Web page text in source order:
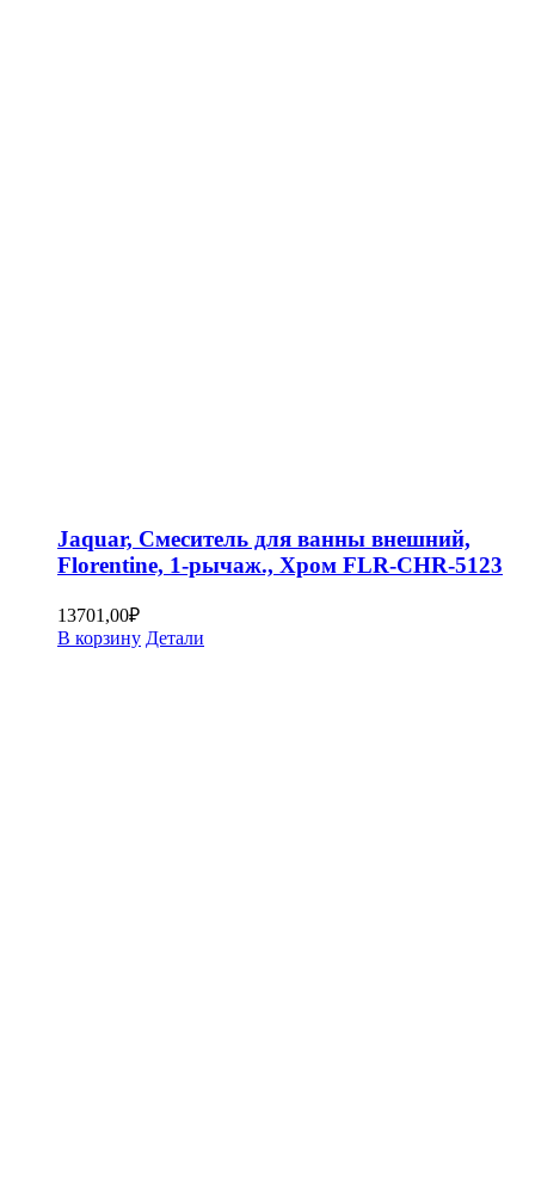
Jaquar, Смеситель для ванны внешний,
Florentine, 1-рычаж., Хром FLR-CHR-5123
13701,00₽
В корзину Детали